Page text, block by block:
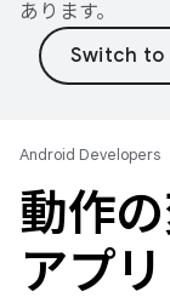
あります。
Android Developers
動作
アプリ